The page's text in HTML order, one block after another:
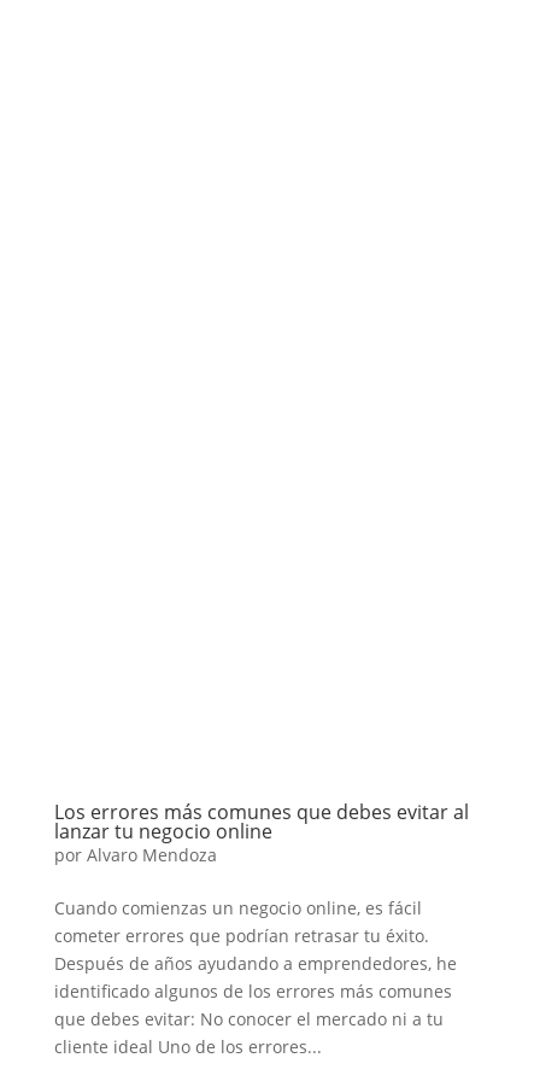
Los errores más comunes que debes evitar al
lanzar tu negocio online
por Alvaro Mendoza
Cuando comienzas un negocio online, es fácil
cometer errores que podrían retrasar tu éxito.
Después de años ayudando a emprendedores, he
identificado algunos de los errores más comunes
que debes evitar: No conocer el mercado ni a tu
cliente ideal Uno de los errores...